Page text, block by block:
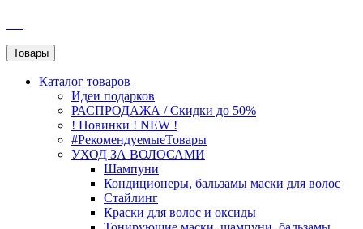
Товары
Каталог товаров
Идеи подарков
РАСПРОДАЖА / Скидки до 50%
! Новинки ! NEW !
#РекомендуемыеТовары
УХОД ЗА ВОЛОСАМИ
Шампуни
Кондиционеры, бальзамы маски для волос
Стайлинг
Краски для волос и оксиды